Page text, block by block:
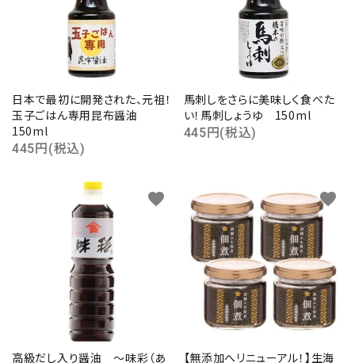
日本で最初に開発された、元祖！
玉子ごはん専用昆布醤油
150ml
445円(税込)
馬刺しをさらに美味しく食べた
い！馬刺しょうゆ 150ml
445円(税込)
高級だし入り醤油 ～味彩（あ
favorite
【無添加へリニューアル！】生海
favorite